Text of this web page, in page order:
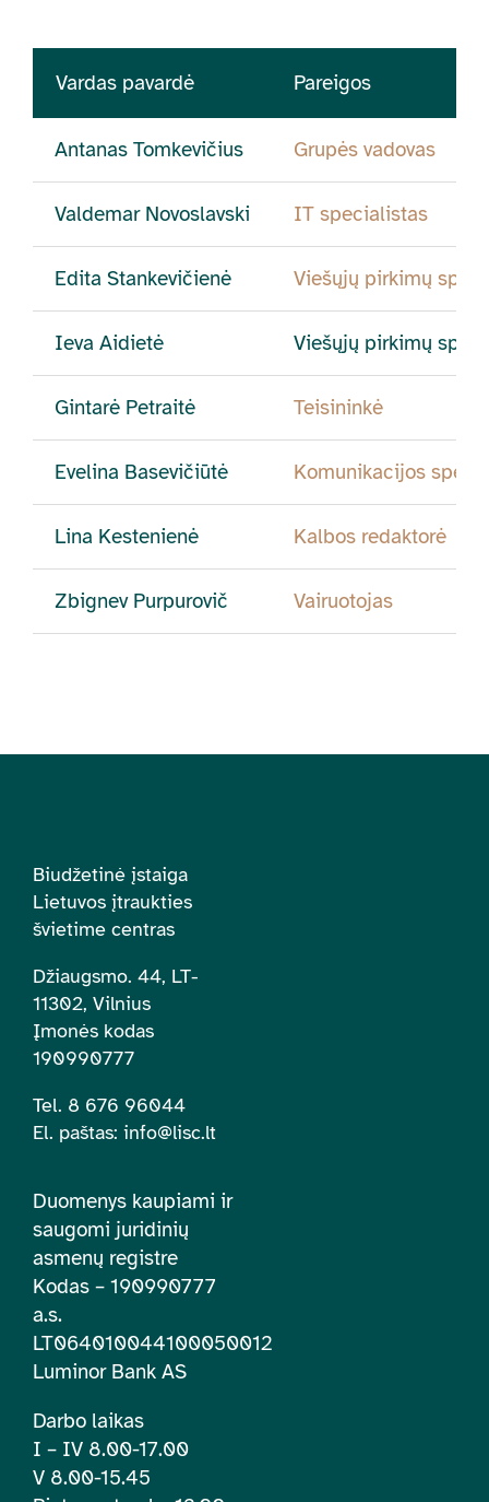
Vardas pavardė Pareigos
Antanas Tomkevičius Grupės vadovas
Valdemar Novoslavski IT specialistas
Edita Stankevičienė Viešųjų pirkimų
Ieva Aidietė Viešųjų pirkimų
Gintarė Petraitė Teisininkė
Evelina Basevičiūtė Komunikacijos
Lina Kestenienė Kalbos redaktorė
Zbignev Purpurovič Vairuotojas
Biudžetinė įstaiga
Lietuvos įtraukties
švietime centras
Džiaugsmo. 44, LT-
11302, Vilnius
Įmonės kodas
190990777
Tel. 8 676 96044
El. paštas: info@lisc.lt
Duomenys kaupiami ir
saugomi juridinių
asmenų registre
Kodas – 190990777
a.s.
LT064010044100050012
Luminor Bank AS
Darbo laikas
I – IV 8.00-17.00
V 8.00-15.45